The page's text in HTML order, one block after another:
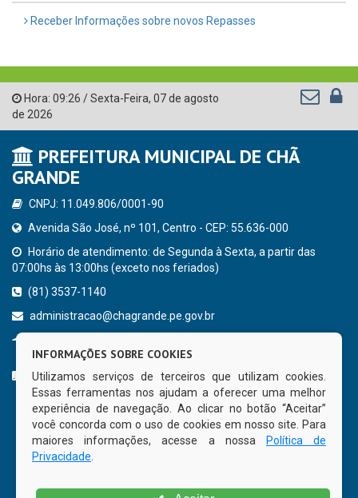
Receber Informações sobre novos Repasses
Hora: 09:26 /Sexta-Feira, 07 de agosto
de 2026
PREFEITURA MUNICIPAL DE CHÃ
GRANDE
CNPJ: 11.049.806/0001-90
Avenida São José, nº 101, Centro - CEP: 55.636-000
Horário de atendimento: de Segunda à Sexta, a partir das
07:00hs às 13:00hs (exceto nos feriados)
(81) 3537-1140
administracao@chagrande.pe.gov.br
CURTA NOSSA FAN PAGE
INFORMAÇÕES SOBRE COOKIES
Utilizamos serviços de terceiros que utilizam cookies.
Essas ferramentas nos ajudam a oferecer uma melhor
experiência de navegação. Ao clicar no botão “Aceitar”
você concorda com o uso de cookies em nosso site. Para
maiores informações, acesse a nossa
Política de
Privacidade